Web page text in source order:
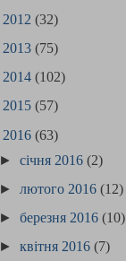
2012 (32)
2013 (75)
2014 (102)
2015 (57)
2016 (63)
►січня 2016(2)
►лютого 2016(12)
►березня 2016(10)
►квітня 2016(7)